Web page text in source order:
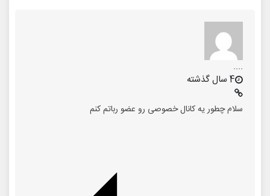
....
4 سال گذشته
سلام چطور یه کانال خصوصی رو عضو رباتم کنم